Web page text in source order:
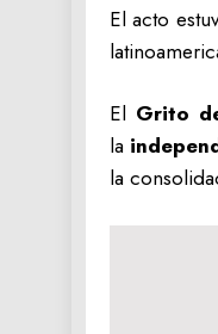
El acto
El Grito
la
la